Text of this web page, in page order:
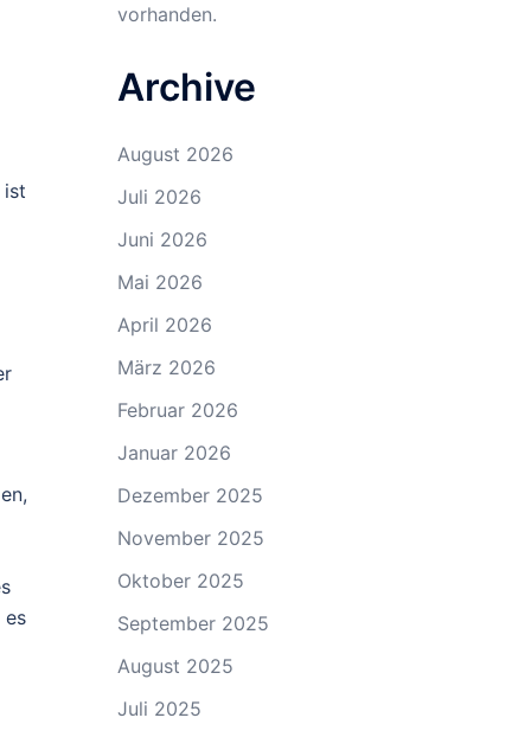
ist
es
vorhanden.
Archive
August 2026
Juli 2026
Juni 2026
Mai 2026
April 2026
März 2026
Februar 2026
Januar 2026
Dezember 2025
November 2025
Oktober 2025
September 2025
August 2025
Juli 2025